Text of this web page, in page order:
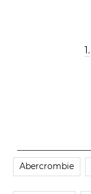
1.
Abercrombie